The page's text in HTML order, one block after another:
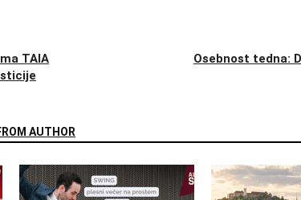
TAIA
Osebnost tedna:
AUTHOR